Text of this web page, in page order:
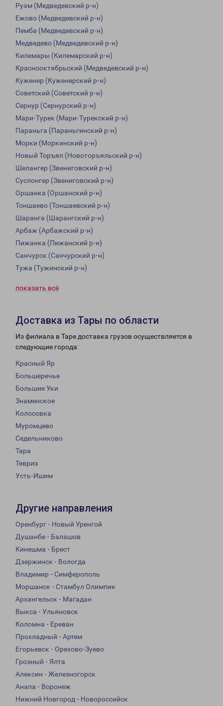
Руэм (Медведевский р-н)
Ежово (Медведевский р-н)
Пемба (Медведевский р-н)
Медведево (Медведевский р-н)
Килемары (Килемарский р-н)
Краснооктябрьский (Медведевский р-н)
Куженер (Куженерский р-н)
Советский (Советский р-н)
Сернур (Сернурский р-н)
Мари-Турек (Мари-Турекский р-н)
Параньга (Параньгинский р-н)
Морки (Моркинский р-н)
Новый Торъял (Новоторъяльский р-н)
Шелангер (Звениговский р-н)
Суслонгер (Звениговский р-н)
Оршанка (Оршанский р-н)
Тоншаево (Тоншаевский р-н)
Шаранга (Шарангский р-н)
Арбаж (Арбажский р-н)
Пижанка (Пижанский р-н)
Санчурск (Санчурский р-н)
Тужа (Тужинский р-н)
показать всё
Доставка из Тары по области
Из филиала в Таре доставка грузов осуществляется в
следующие города:
Красный Яр
Большеречье
Большие Уки
Знаменское
Колосовка
Муромцево
Седельниково
Тара
Тевриз
Усть-Ишим
Другие направления
Оренбург - Новый Уренгой
Душанбе - Балашов
Кинешма - Брест
Дзержинск - Вологда
Владимир - Симферополь
Моршанск - Стамбул Олимпик
Архангельск - Магадан
Выкса - Ульяновск
Коломна - Ереван
Прохладный - Артем
Егорьевск - Орехово-Зуево
Грозный - Ялта
Алексин - Железногорск
Анапа - Воронеж
Нижний Новгород - Новороссийск